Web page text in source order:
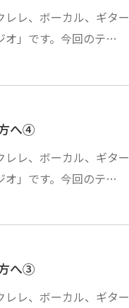
レレ、ボーカル、ギター
オ」です。今回のテ…
へ④
レレ、ボーカル、ギター
オ」です。今回のテ…
へ③
レレ、ボーカル、ギター